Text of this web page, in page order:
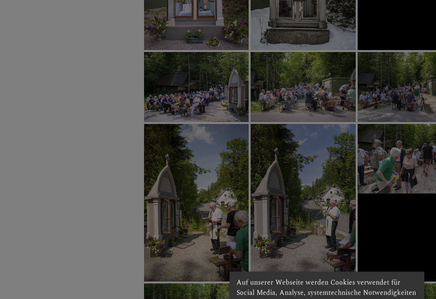
Auf unserer Webseite werden Cookies verwendet für
Social Media, Analyse, systemtechnische Notwendigkeiten